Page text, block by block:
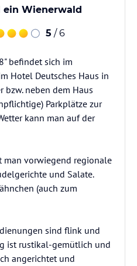
ein Wienerwald
5 / 6
befindet sich im
Hotel Deutsches Haus in
bzw. neben dem Haus
Parkplätze zur
kann man auf der
man vorwiegend regionale
und Salate.
(auch zum
sind flink und
ist rustikal-gemütlich und
angerichtet und